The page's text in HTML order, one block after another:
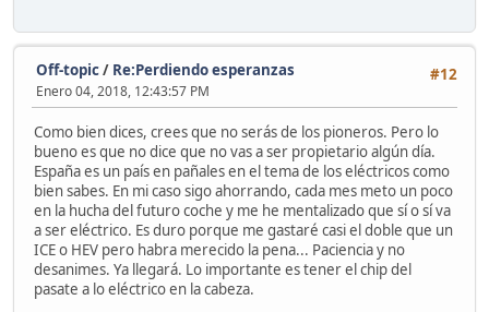
#12
Off-topic/ Re:Perdiendo esperanzas
Enero 04, 2018, 12:43:57 PM
Como bien dices, crees que no serás de los pioneros. Pero lo
bueno es que no dice que no vas a ser propietario algún día.
España es un país en pañales en el tema de los eléctricos como
bien sabes. En mi caso sigo ahorrando, cada mes meto un poco
en la hucha del futuro coche y me he mentalizado que sí o sí va
a ser eléctrico. Es duro porque me gastaré casi el doble que un
ICE o HEV pero habra merecido la pena... Paciencia y no
desanimes. Ya llegará. Lo importante es tener el chip del
pasate a lo eléctrico en la cabeza.